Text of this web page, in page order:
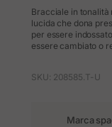
Bracciale in tonalità
lucida che dona
per essere
essere cambiato o
SKU: 208585.T-U
Marca